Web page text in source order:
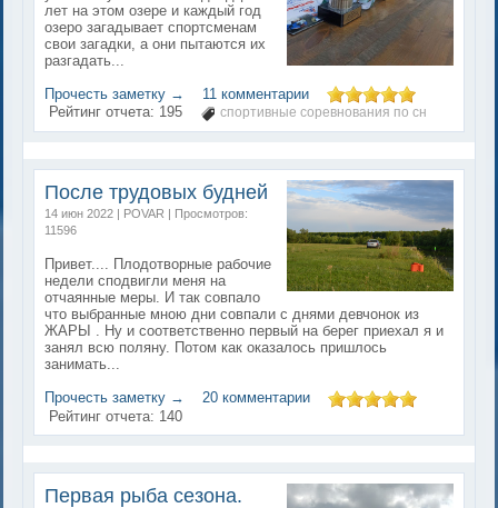
лет на этом озере и каждый год
озеро загадывает спортсменам
свои загадки, а они пытаются их
разгадать...
Прочесть заметку →
11 комментарии
Рейтинг отчета: 195 спортивные соревнования по сн
После трудовых будней
14 июн 2022 | POVAR | Просмотров:
11596
Привет.... Плодотворные рабочие
недели сподвигли меня на
отчаянные меры. И так совпало
что выбранные мною дни совпали с днями девчонок из
ЖАРЫ . Ну и соответственно первый на берег приехал я и
занял всю поляну. Потом как оказалось пришлось
занимать...
Прочесть заметку →
20 комментарии
Рейтинг отчета: 140
Первая рыба сезона.